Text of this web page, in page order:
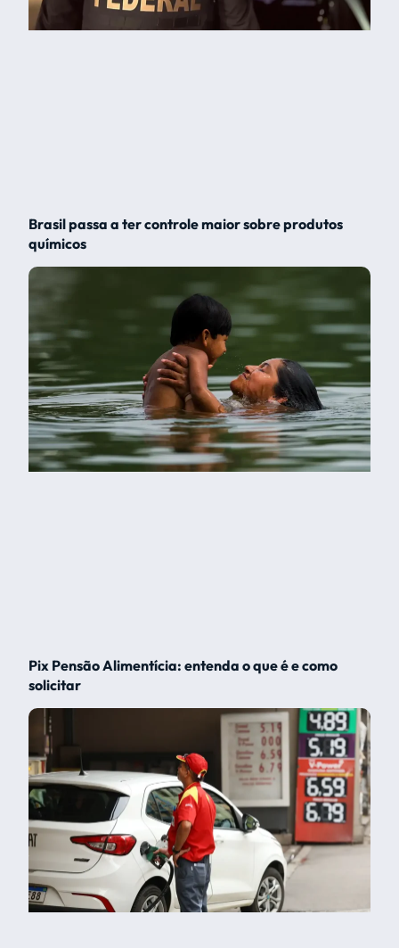
Brasil passa a ter controle maior sobre produtos
químicos
Pix Pensão Alimentícia: entenda o que é e como
solicitar